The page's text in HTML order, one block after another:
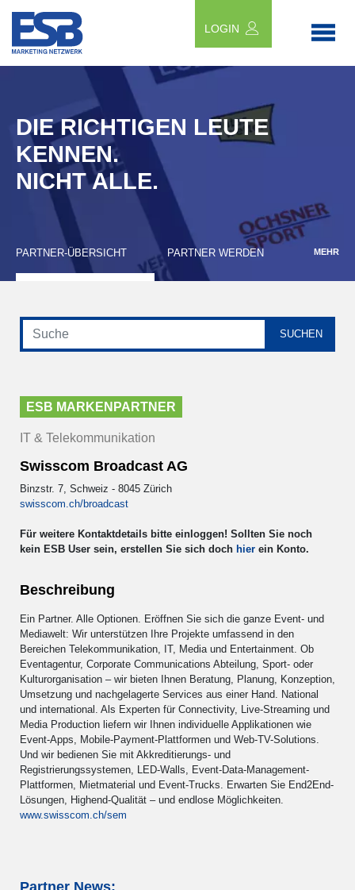
LOGIN
DIE RICHTIGEN LEUTE
KENNEN.
NICHT ALLE.
PARTNER-ÜBERSICHT PARTNER WERDEN MEHR
ESB MARKENPARTNER
IT & Telekommunikation
Swisscom Broadcast AG
Binzstr. 7, Schweiz - 8045 Zürich
swisscom.ch/broadcast
Für weitere Kontaktdetails bitte einloggen! Sollten Sie noch
kein ESB User sein, erstellen Sie sich doch hier ein Konto.
Beschreibung
Ein Partner. Alle Optionen. Eröffnen Sie sich die ganze Event- und
Mediawelt: Wir unterstützen Ihre Projekte umfassend in den
Bereichen Telekommunikation, IT, Media und Entertainment. Ob
Eventagentur, Corporate Communications Abteilung, Sport- oder
Kulturorganisation – wir bieten Ihnen Beratung, Planung, Konzeption,
Umsetzung und nachgelagerte Services aus einer Hand. National
und international. Als Experten für Connectivity, Live-Streaming und
Media Production liefern wir Ihnen individuelle Applikationen wie
Event-Apps, Mobile-Payment-Plattformen und Web-TV-Solutions.
Und wir bedienen Sie mit Akkreditierungs- und
Registrierungssystemen, LED-Walls, Event-Data-Management-
Plattformen, Mietmaterial und Event-Trucks. Erwarten Sie End2End-
Lösungen, Highend-Qualität – und endlose Möglichkeiten.
www.swisscom.ch/sem
Partner News: